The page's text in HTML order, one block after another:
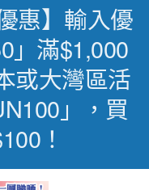
惠】輸入優
」滿$1,000
或大灣區活
」，買
！